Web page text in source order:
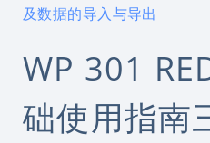
及数据的导入与导出
WP 301
础使用指南